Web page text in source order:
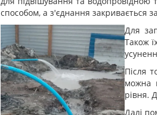
способом, а з'єднання закривається
Для
Також
Після
можна
рівня.
Далі